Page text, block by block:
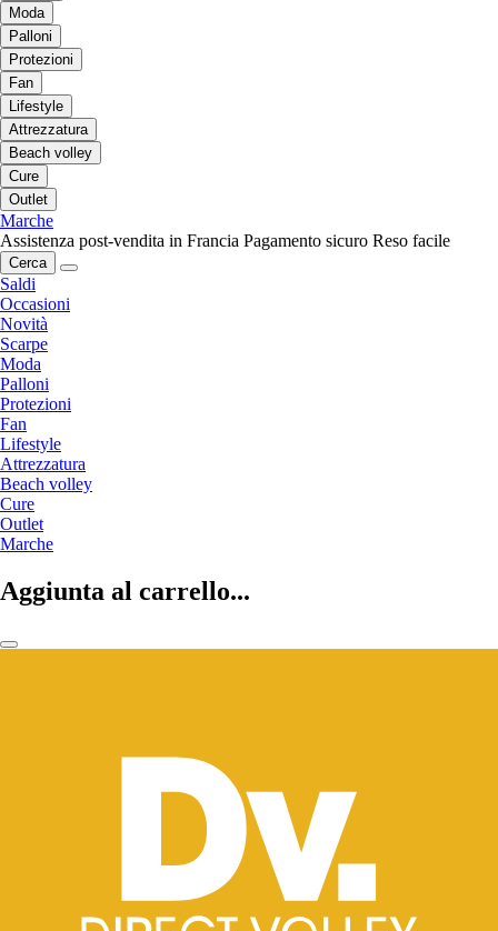
Moda
Palloni
Protezioni
Fan
Lifestyle
Attrezzatura
Beach volley
Cure
Outlet
Marche
Assistenza post-vendita in Francia Pagamento sicuro Reso facile
Cerca
Saldi
Occasioni
Novità
Scarpe
Moda
Palloni
Protezioni
Fan
Lifestyle
Attrezzatura
Beach volley
Cure
Outlet
Marche
Aggiunta al carrello...